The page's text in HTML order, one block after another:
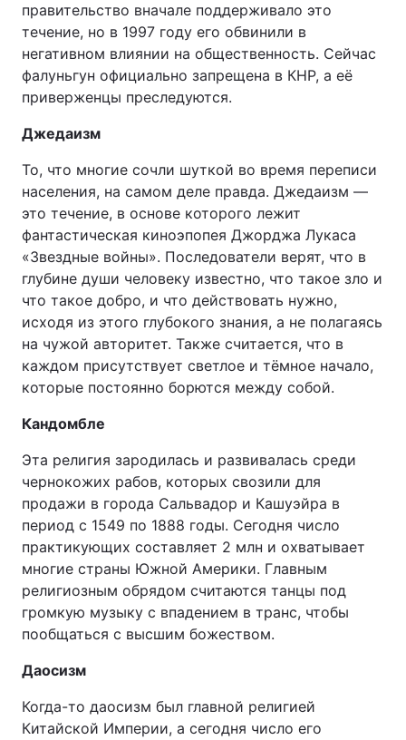
правительство вначале поддерживало это
течение, но в 1997 году его обвинили в
негативном влиянии на общественность. Сейчас
фалуньгун официально запрещена в КНР, а её
приверженцы преследуются.
Джедаизм
То, что многие сочли шуткой во время переписи
населения, на самом деле правда. Джедаизм —
это течение, в основе которого лежит
фантастическая киноэпопея Джорджа Лукаса
«Звездные войны». Последователи верят, что в
глубине души человеку известно, что такое зло и
что такое добро, и что действовать нужно,
исходя из этого глубокого знания, а не полагаясь
на чужой авторитет. Также считается, что в
каждом присутствует светлое и тёмное начало,
которые постоянно борются между собой.
Кандомбле
Эта религия зародилась и развивалась среди
чернокожих рабов, которых свозили для
продажи в города Сальвадор и Кашуэйра в
период с 1549 по 1888 годы. Сегодня число
практикующих составляет 2 млн и охватывает
многие страны Южной Америки. Главным
религиозным обрядом считаются танцы под
громкую музыку с впадением в транс, чтобы
пообщаться с высшим божеством.
Даосизм
Когда-то даосизм был главной религией
Китайской Империи, а сегодня число его